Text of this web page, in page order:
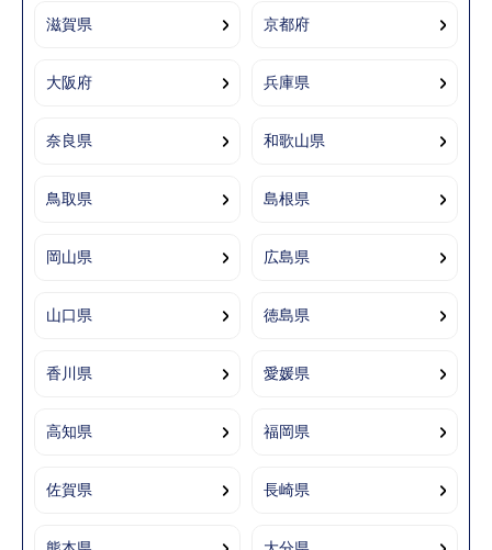
滋賀県 京都府
大阪府 兵庫県
奈良県 和歌山県
鳥取県 島根県
岡山県 広島県
山口県 徳島県
香川県 愛媛県
高知県 福岡県
佐賀県 長崎県